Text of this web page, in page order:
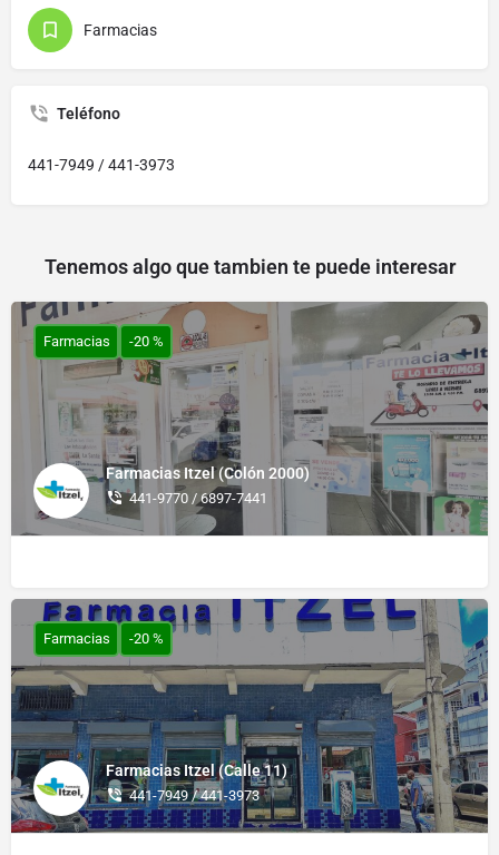
Farmacias
Teléfono
441-7949 / 441-3973
Tenemos algo que tambien te puede interesar
Farmacias Itzel (Colón 2000)
441-9770 / 6897-7441
Farmacias -20 %
Farmacias Itzel (Calle 11)
441-7949 / 441-3973
Farmacias -20 %